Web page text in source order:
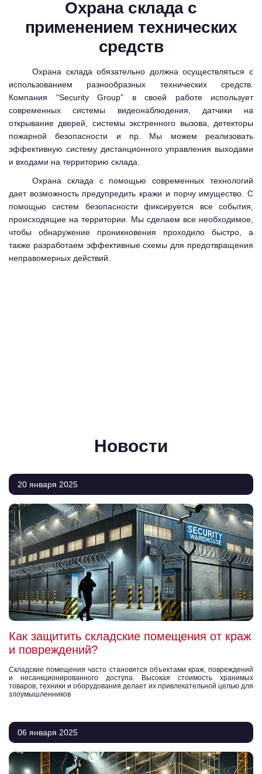
Охрана склада с
применением технических
средств
Охрана склада обязательно должна осуществляться с
использованием разнообразных технических средств.
Компания “Security Group” в своей работе использует
современных системы видеонаблюдения, датчики на
открывание дверей, системы экстренного вызова, детекторы
пожарной безопасности и пр. Мы можем реализовать
эффективную систему дистанционного управления выходами
и входами на территорию склада.
Охрана склада с помощью современных технологий
дает возможность предупредить кражи и порчу имущество. С
помощью систем безопасности фиксируется все события,
происходящие на территории. Мы сделаем все необходимое,
чтобы обнаружение проникновения проходило быстро, а
также разработаем эффективные схемы для предотвращения
неправомерных действий.
Новости
20 января 2025
Как защитить складские помещения от краж
и повреждений?
Складские помещения часто становятся объектами краж, повреждений
и несанкционированного доступа. Высокая стоимость хранимых
товаров, техники и оборудования делает их привлекательной целью для
злоумышленников
06 января 2025